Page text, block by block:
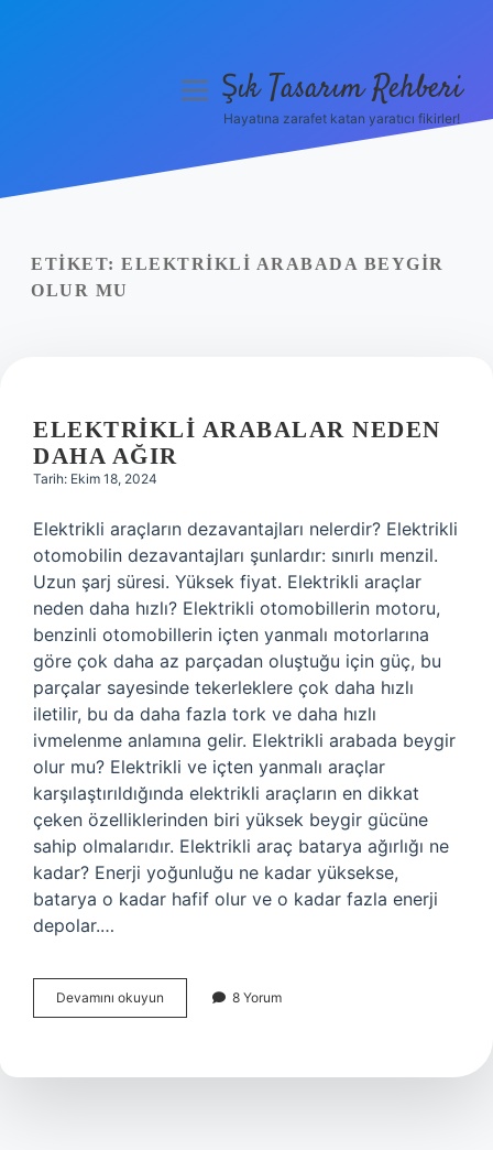
Yasal Uyarı
menüyüŞık Tasarım Rehberi
Hayatına zarafet katan yaratıcı fikirler!
ETIKET: ELEKTRIKLI ARABADA BEYGIR
OLUR MU
ELEKTRIKLI ARABALAR NEDEN
DAHA AĞIR
Tarih: Ekim 18, 2024
Elektrikli araçların dezavantajları nelerdir? Elektrikli
otomobilin dezavantajları şunlardır: sınırlı menzil.
Uzun şarj süresi. Yüksek fiyat. Elektrikli araçlar
neden daha hızlı? Elektrikli otomobillerin motoru,
benzinli otomobillerin içten yanmalı motorlarına
göre çok daha az parçadan oluştuğu için güç, bu
parçalar sayesinde tekerleklere çok daha hızlı
iletilir, bu da daha fazla tork ve daha hızlı
ivmelenme anlamına gelir. Elektrikli arabada beygir
olur mu? Elektrikli ve içten yanmalı araçlar
karşılaştırıldığında elektrikli araçların en dikkat
çeken özelliklerinden biri yüksek beygir gücüne
sahip olmalarıdır. Elektrikli araç batarya ağırlığı ne
kadar? Enerji yoğunluğu ne kadar yüksekse,
batarya o kadar hafif olur ve o kadar fazla enerji
depolar.…
Devamını okuyun Elektrikli
Arabalar
Ağır
8 Yorum